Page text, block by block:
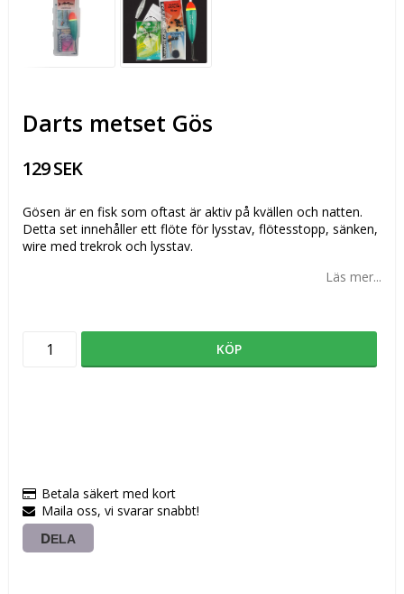
Darts metset Gös
129 SEK
Gösen är en fisk som oftast är aktiv på kvällen och natten.
Detta set innehåller ett flöte för lysstav, flötesstopp, sänken,
wire med trekrok och lysstav.
Läs mer...
KÖP
Betala säkert med kort
Maila oss, vi svarar snabbt!
DELA